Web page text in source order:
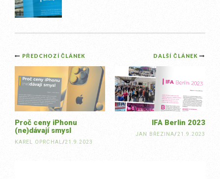
Post
navigation
DALŠÍ ČLÁNEK
IFA Berlin 2023
JAN BŘEZINA/21.9.2023
PŘEDCHOZÍ ČLÁNEK
Proč ceny iPhonu
(ne)dávají smysl
KAREL OPRCHAL/21.9.2023